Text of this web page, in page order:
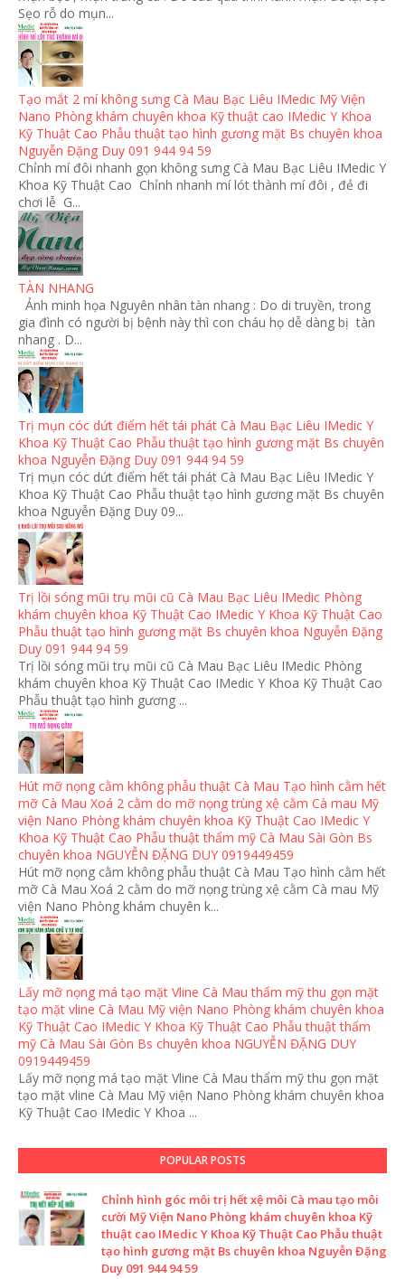
Sẹo rỗ do mụn...
Tạo mắt 2 mí không sưng Cà Mau Bạc Liêu IMedic Mỹ Viện
Nano Phòng khám chuyên khoa Kỹ thuật cao IMedic Y Khoa
Kỹ Thuật Cao Phẫu thuật tạo hình gương mặt Bs chuyên khoa
Nguyễn Đặng Duy 091 944 94 59
Chỉnh mí đôi nhanh gọn không sưng Cà Mau Bạc Liêu IMedic Y
Khoa Kỹ Thuật Cao Chỉnh nhanh mí lót thành mí đôi , đẻ đi
chơi lễ G...
TÀN NHANG
Ảnh minh họa Nguyên nhân tàn nhang : Do di truyền, trong
gia đình có người bị bệnh này thì con cháu họ dễ dàng bị tàn
nhang . D...
Trị mụn cóc dứt điểm hết tái phát Cà Mau Bạc Liêu IMedic Y
Khoa Kỹ Thuật Cao Phẫu thuật tạo hình gương mặt Bs chuyên
khoa Nguyễn Đặng Duy 091 944 94 59
Trị mụn cóc dứt điểm hết tái phát Cà Mau Bạc Liêu IMedic Y
Khoa Kỹ Thuật Cao Phẫu thuật tạo hình gương mặt Bs chuyên
khoa Nguyễn Đặng Duy 09...
Trị lồi sóng mũi trụ mũi cũ Cà Mau Bạc Liêu IMedic Phòng
khám chuyên khoa Kỹ Thuật Cao IMedic Y Khoa Kỹ Thuật Cao
Phẫu thuật tạo hình gương mặt Bs chuyên khoa Nguyễn Đặng
Duy 091 944 94 59
Trị lồi sóng mũi trụ mũi cũ Cà Mau Bạc Liêu IMedic Phòng
khám chuyên khoa Kỹ Thuật Cao IMedic Y Khoa Kỹ Thuật Cao
Phẫu thuật tạo hình gương ...
Hút mỡ nọng cằm không phẫu thuật Cà Mau Tạo hình cằm hết
mỡ Cà Mau Xoá 2 cằm do mỡ nọng trùng xệ cằm Cà mau Mỹ
viện Nano Phòng khám chuyên khoa Kỹ Thuật Cao IMedic Y
Khoa Kỹ Thuật Cao Phẫu thuật thẩm mỹ Cà Mau Sài Gòn Bs
chuyên khoa NGUYỄN ĐẶNG DUY 0919449459
Hút mỡ nọng cằm không phẫu thuật Cà Mau Tạo hình cằm hết
mỡ Cà Mau Xoá 2 cằm do mỡ nọng trùng xệ cằm Cà mau Mỹ
viện Nano Phòng khám chuyên k...
Lấy mỡ nọng má tạo mặt Vline Cà Mau thẩm mỹ thu gọn mặt
tạo mặt vline Cà Mau Mỹ viện Nano Phòng khám chuyên khoa
Kỹ Thuật Cao IMedic Y Khoa Kỹ Thuật Cao Phẫu thuật thẩm
mỹ Cà Mau Sài Gòn Bs chuyên khoa NGUYỄN ĐẶNG DUY
0919449459
Lấy mỡ nọng má tạo mặt Vline Cà Mau thẩm mỹ thu gọn mặt
tạo mặt vline Cà Mau Mỹ viện Nano Phòng khám chuyên khoa
Kỹ Thuật Cao IMedic Y Khoa ...
POPULAR POSTS
Chỉnh hình góc môi trị hết xệ môi Cà mau tạo môi
cười Mỹ Viện Nano Phòng khám chuyên khoa Kỹ
thuật cao IMedic Y Khoa Kỹ Thuật Cao Phẫu thuật
tạo hình gương mặt Bs chuyên khoa Nguyễn Đặng
Duy 091 944 94 59